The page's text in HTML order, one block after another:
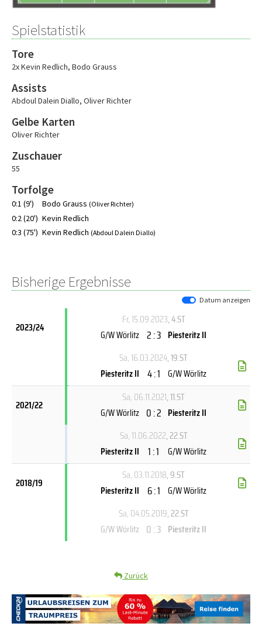
Spielstatistik
Tore
2x Kevin Redlich, Bodo Grauss
Assists
Abdoul Dalein Diallo, Oliver Richter
Gelbe Karten
Oliver Richter
Zuschauer
55
Torfolge
0:1 (9') Bodo Grauss (Oliver Richter)
0:2 (20') Kevin Redlich
0:3 (75') Kevin Redlich (Abdoul Dalein Diallo)
Bisherige Ergebnisse
Datum anzeigen
2023/24
Fr, 15.09.2023, 4.ST
G/W Wörlitz 2 : 3 Piesteritz II
Sa, 16.03.2024, 19.ST
Piesteritz II 4 : 1 G/W Wörlitz
2021/22
Sa, 06.11.2021, 11.ST
G/W Wörlitz 0 : 2 Piesteritz II
Sa, 11.06.2022, 22.ST
Piesteritz II
1 : 1 G/W Wörlitz
2018/19
Sa, 03.11.2018, 9.ST
Piesteritz II
6 : 1 G/W Wörlitz
Sa, 04.05.2019, 22.ST
G/W Wörlitz 0 : 3 Piesteritz II
Zurück